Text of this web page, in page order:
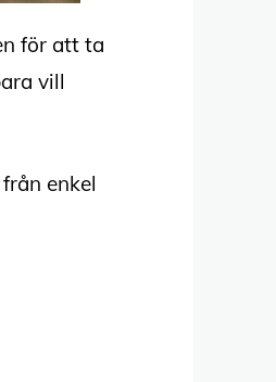
för att ta
vill
enkel